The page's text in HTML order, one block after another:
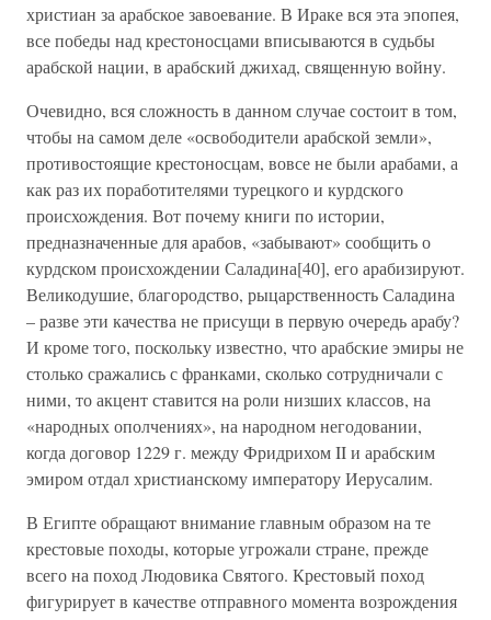
христиан за арабское завоевание. В Ираке вся эта эпопея,
все победы над крестоносцами вписываются в судьбы
арабской нации, в арабский джихад, священную войну.
Очевидно, вся сложность в данном случае состоит в том,
чтобы на самом деле «освободители арабской земли»,
противостоящие крестоносцам, вовсе не были арабами, а
как раз их поработителями турецкого и курдского
происхождения. Вот почему книги по истории,
предназначенные для арабов, «забывают» сообщить о
курдском происхождении Саладина[40], его арабизируют.
Великодушие, благородство, рыцарственность Саладина
– разве эти качества не присущи в первую очередь арабу?
И кроме того, поскольку известно, что арабские эмиры не
столько сражались с франками, сколько сотрудничали с
ними, то акцент ставится на роли низших классов, на
«народных ополчениях», на народном негодовании,
когда договор 1229 г. между Фридрихом II и арабским
эмиром отдал христианскому императору Иерусалим.
В Египте обращают внимание главным образом на те
крестовые походы, которые угрожали стране, прежде
всего на поход Людовика Святого. Крестовый поход
фигурирует в качестве отправного момента возрождения